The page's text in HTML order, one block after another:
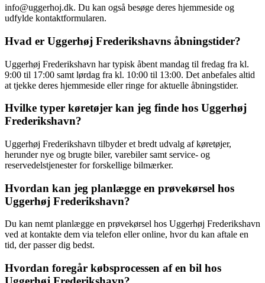
info@uggerhoj.dk. Du kan også besøge deres hjemmeside og
udfylde kontaktformularen.
Hvad er Uggerhøj Frederikshavns åbningstider?
Uggerhøj Frederikshavn har typisk åbent mandag til fredag fra kl.
9:00 til 17:00 samt lørdag fra kl. 10:00 til 13:00. Det anbefales altid
at tjekke deres hjemmeside eller ringe for aktuelle åbningstider.
Hvilke typer køretøjer kan jeg finde hos Uggerhøj
Frederikshavn?
Uggerhøj Frederikshavn tilbyder et bredt udvalg af køretøjer,
herunder nye og brugte biler, varebiler samt service- og
reservedelstjenester for forskellige bilmærker.
Hvordan kan jeg planlægge en prøvekørsel hos
Uggerhøj Frederikshavn?
Du kan nemt planlægge en prøvekørsel hos Uggerhøj Frederikshavn
ved at kontakte dem via telefon eller online, hvor du kan aftale en
tid, der passer dig bedst.
Hvordan foregår købsprocessen af en bil hos